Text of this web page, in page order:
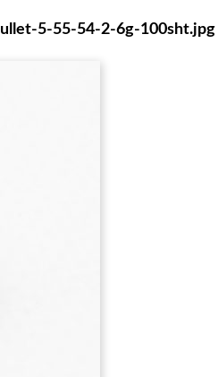
5-55-54-2-6g-100sht.jpg